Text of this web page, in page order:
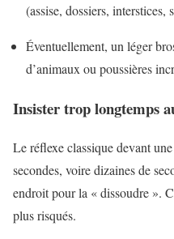
(assise, dossiers, interstices,
Éventuellement, un léger
d’animaux ou poussières
Insister trop longtemps
Le réflexe classique devant
secondes, voire dizaines de
endroit pour la « dissoudre ».
plus risqués.